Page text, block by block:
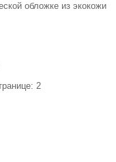
обложке из экокожи
2